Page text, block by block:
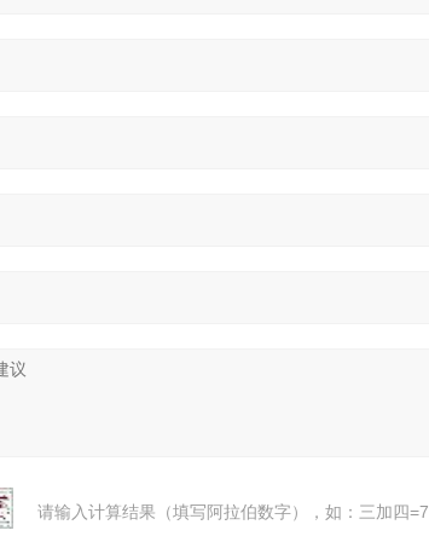
请输入计算结果（填写阿拉伯数字），如：三加四=7